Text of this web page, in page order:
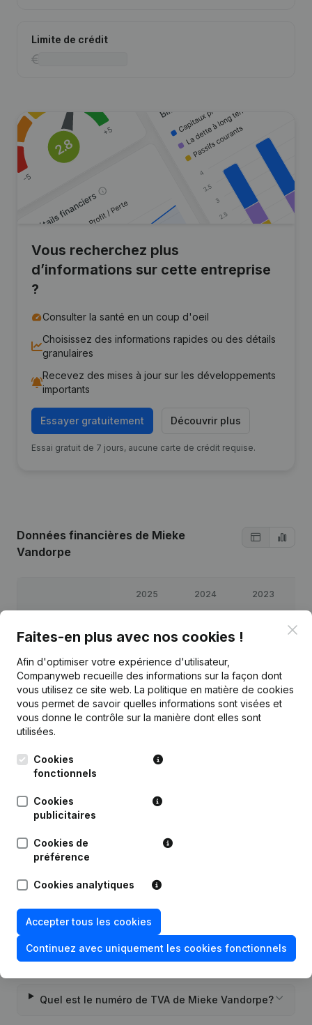
Limite de crédit
Vous recherchez plus
d’informations sur cette entreprise
?
Consulter la santé en un coup d'oeil
Choisissez des informations rapides ou des détails
granulaires
Recevez des mises à jour sur les développements
importants
Essayer gratuitement Découvrir plus
Essai gratuit de 7 jours, aucune carte de crédit requise.
Données financières de Mieke
Vandorpe
2025 2024 2023
€
Capitaux propres €3 000 € 294 838
Marge brute € 103 011 € 76 843 €95 309 €
Publicationsde Mieke Vandorpe
Date
Succursale, etc...)
Questions fréquemment posées
Quel est le numéro de TVA de Mieke Vandorpe?
Faites-en plus avec nos cookies !
Afin d'optimiser votre expérience d'utilisateur,
Companyweb recueille des informations sur la façon dont
vous utilisez ce site web. La politique en matière de cookies
vous permet de savoir quelles informations sont visées et
vous donne le contrôle sur la manière dont elles sont
utilisées.
Cookies
fonctionnels
Cookies
publicitaires
Cookies de
préférence
Cookies analytiques
Accepter tous les cookies
Continuez avec uniquement les cookies fonctionnels